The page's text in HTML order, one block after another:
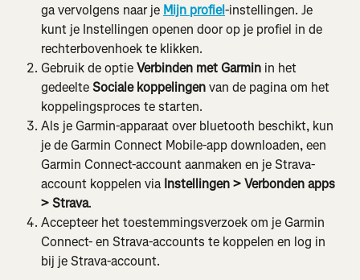
ga vervolgens naar je Mijn profiel-instellingen. Je
kunt je Instellingen openen door op je profiel in de
rechterbovenhoek te klikken.
Gebruik de optie Verbinden met Garmin in het
gedeelte Sociale koppelingen van de pagina om het
koppelingsproces te starten.
Als je Garmin-apparaat over bluetooth beschikt, kun
je de Garmin Connect Mobile-app downloaden, een
Garmin Connect-account aanmaken en je Strava-
account koppelen via Instellingen > Verbonden apps
> Strava.
Accepteer het toestemmingsverzoek om je Garmin
Connect- en Strava-accounts te koppelen en log in
bij je Strava-account.